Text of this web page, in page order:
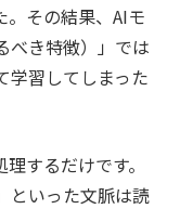
その結果、AIモ
べき特徴）」では
学習してしまった
するだけです。
といった文脈は読